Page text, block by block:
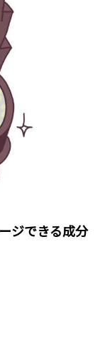
ジできる成分